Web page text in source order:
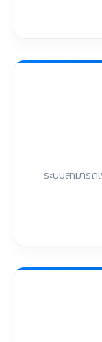
ระบบสามาร